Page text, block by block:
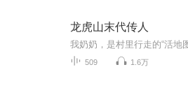
龙虎山末代传人
509 1.6万